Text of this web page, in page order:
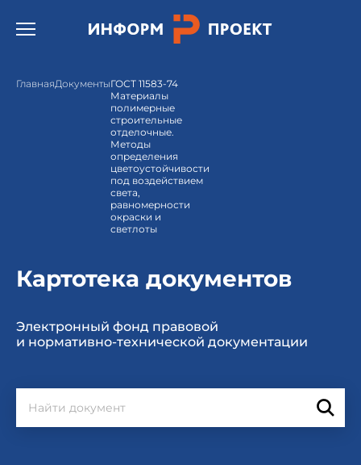
Открыть бургер меню.
ГлавнаяДокументыГОСТ 11583-74
Материалы
полимерные
строительные
отделочные.
Методы
определения
цветоустойчивости
под воздействием
света,
равномерности
окраски и
светлоты
Картотека документов
Электронный фонд правовой
и нормативно-технической документации